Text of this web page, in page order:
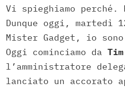
Vi spieghiamo perché.
Dunque oggi, martedì
Mister Gadget, io
Oggi cominciamo da Tim
l’amministratore
lanciato un accorato